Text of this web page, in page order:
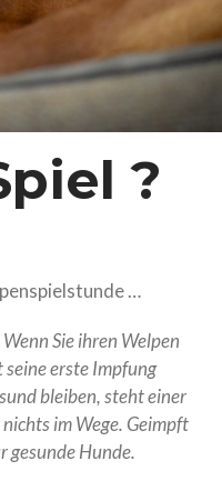
2026- Ein neues Kapitel
beginnt….
Ein letztes gemeinsames
Portrait…
Gemeinsam mutig die Welt
entdecken
Drei Wochen alt ….
Zwei Wochen alt
Eine Woche voller
Wunder
Willkommen, kleine
Wunder
?
…
Sie ihren Welpen
erste Impfung
bleiben, steht einer
im Wege. Geimpft
gesunde Hunde.